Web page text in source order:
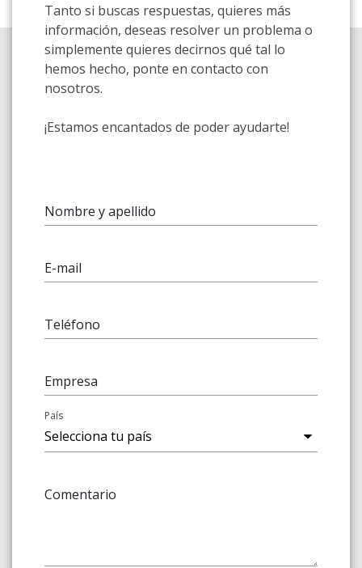
Tanto si buscas respuestas, quieres más
información, deseas resolver un problema o
simplemente quieres decirnos qué tal lo
hemos hecho, ponte en contacto con
nosotros.
¡Estamos encantados de poder ayudarte!
Nombre y apellido
E-mail
Teléfono
Empresa
País
Comentario